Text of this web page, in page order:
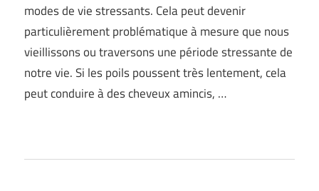
modes de vie stressants. Cela peut devenir
particulièrement problématique à mesure que nous
vieillissons ou traversons une période stressante de
notre vie. Si les poils poussent très lentement, cela
peut conduire à des cheveux amincis, …